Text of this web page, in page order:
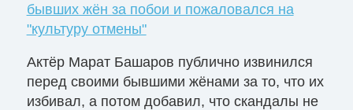
бывших жён за побои и пожаловался на
"культуру отмены"
Актёр Марат Башаров публично извинился
перед своими бывшими жёнами за то, что их
избивал, а потом добавил, что скандалы не